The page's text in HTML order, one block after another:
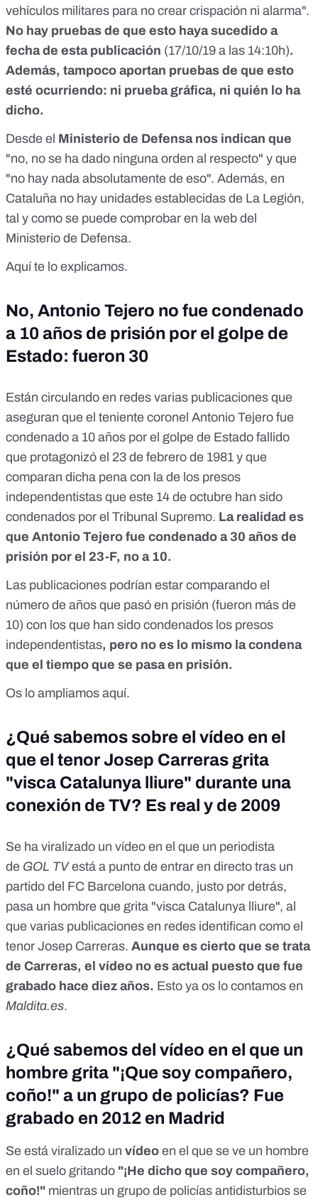
vehículos militares para no crear crispación ni alarma".
No hay pruebas de que esto haya sucedido a
fecha de esta publicación (17/10/19 a las 14:10h).
Además, tampoco aportan pruebas de que esto
esté ocurriendo: ni prueba gráfica, ni quién lo ha
dicho.
Desde el Ministerio de Defensa nos indican que
"no, no se ha dado ninguna orden al respecto" y que
"no hay nada absolutamente de eso". Además, en
Cataluña no hay unidades establecidas de La Legión,
tal y como se puede comprobar en la web del
Ministerio de Defensa.
Aquíte lo explicamos.
No, Antonio Tejero no fue condenado
a 10 años de prisión por el golpe de
Estado: fueron 30
Están circulando en redes varias publicaciones que
aseguran que el teniente coronel Antonio Tejero fue
condenado a 10 años por el golpe de Estado fallido
que protagonizó el 23 de febrero de 1981 y que
comparan dicha pena con la de los presos
independentistas que este 14 de octubre han sido
condenados por el Tribunal Supremo. La realidad es
que Antonio Tejero fue condenado a 30 años de
prisión por el 23-F, no a 10.
Las publicaciones podrían estar comparando el
número de años que pasó en prisión (fueron más de
10) con los que han sido condenados los presos
independentistas, pero no es lo mismo la condena
que el tiempo que se pasa en prisión.
Os lo ampliamos aquí.
¿Qué sabemos sobre el vídeo en el
que el tenor Josep Carreras grita
"visca Catalunya lliure" durante una
conexión de TV? Es real y de 2009
Se ha viralizado un vídeo en el que un periodista
de GOL TVestá a punto de entrar en directo tras un
partido del FC Barcelona cuando, justo por detrás,
pasa un hombre que grita "visca Catalunya lliure", al
que varias publicaciones en redes identifican como el
tenor Josep Carreras. Aunque es cierto que se trata
de Carreras, el vídeo no es actual puesto que fue
grabado hace diez años. Esto ya os lo contamos en
Maldita.es.
¿Qué sabemos del vídeo en el que un
hombre grita "¡Que soy compañero,
coño!" a un grupo de policías? Fue
grabado en 2012 en Madrid
Se está viralizado un vídeo en el que se ve un hombre
en el suelo gritando "¡He dicho que soy compañero,
coño!" mientras un grupo de policías antidisturbios se